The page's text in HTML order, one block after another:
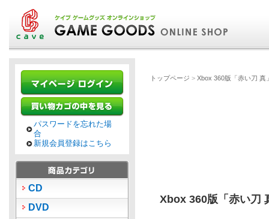
パスワードを忘れた場
合
新規会員登録はこちら
CD
DVD
トップページ > Xbox 360版「赤い刀 真
Xbox 360版「赤い刀